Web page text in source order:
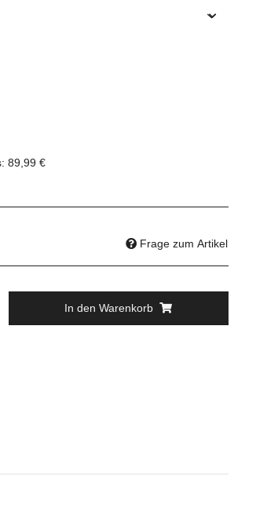
: 89,99 €
Frage zum Artikel
In den Warenkorb